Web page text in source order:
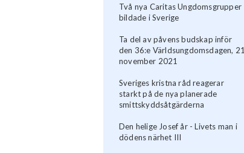
Två nya Caritas Ungdomsgrupper
bildade i Sverige
Ta del av påvens budskap inför
den 36:e Världsungdomsdagen, 21
november 2021
Sveriges kristna råd reagerar
starkt på de nya planerade
smittskyddsåtgärderna
Den helige Josef år - Livets man i
dödens närhet III